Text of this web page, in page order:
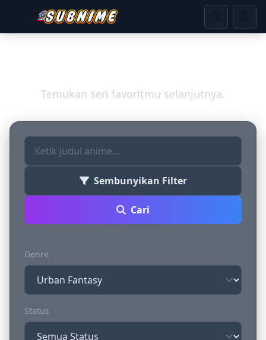
Temukan seri favoritmu selanjutnya.
Sembunyikan Filter
Cari
Genre
Status